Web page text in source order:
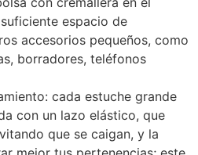
espacio de
accesorios pequeños, como
borradores, teléfonos
cada estuche grande
con un lazo elástico, que
que se caigan, y la